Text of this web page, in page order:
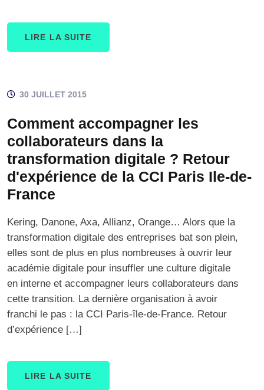
LIRE LA SUITE
30 JUILLET 2015
Comment accompagner les
collaborateurs dans la
transformation digitale ? Retour
d'expérience de la CCI Paris Ile-de-
France
Kering, Danone, Axa, Allianz, Orange… Alors que la
transformation digitale des entreprises bat son plein,
elles sont de plus en plus nombreuses à ouvrir leur
académie digitale pour insuffler une culture digitale
en interne et accompagner leurs collaborateurs dans
cette transition. La dernière organisation à avoir
franchi le pas : la CCI Paris-île-de-France. Retour
d’expérience […]
LIRE LA SUITE